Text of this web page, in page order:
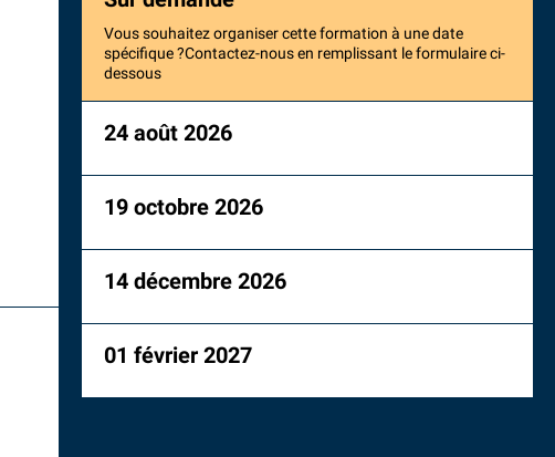
Vous souhaitez organiser cette formation à une date
spécifique ?Contactez-nous en remplissant le formulaire ci-
dessous
24 août 2026
19 octobre 2026
14 décembre 2026
01 février 2027